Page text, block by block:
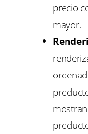
precio
mayor.